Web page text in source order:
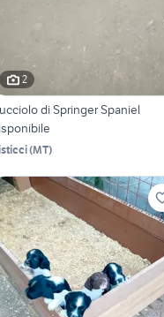
2
di Springer Spaniel
(MT)